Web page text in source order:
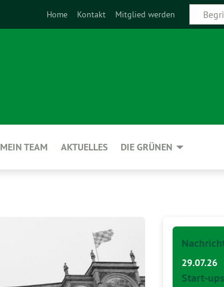
Home Kontakt Mitglied werden
MEIN TEAM AKTUELLES DIE GRÜNEN
29.07.26
Start-